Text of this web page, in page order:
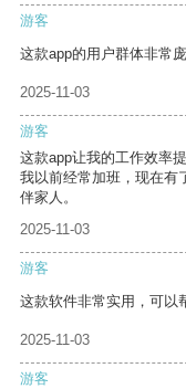
游客
这款app的用户群体非常
2025-11-03
游客
这款app让我的工作效率
我以前经常加班，现在有
伴家人。
2025-11-03
游客
这款软件非常实用，可以
2025-11-03
游客